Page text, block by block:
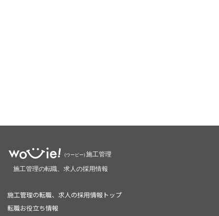
施工管理の転職、求人の採用情報トップ
転職お役立ち情報